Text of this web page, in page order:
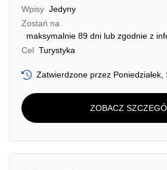
Wpisy Jedyny
Zostań na
maksymalnie 89 dni lub zgodnie z
Cel Turystyka
Zatwierdzone przez
ZOBACZ